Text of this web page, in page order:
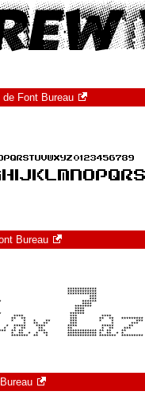
de Font Bureau
Bureau